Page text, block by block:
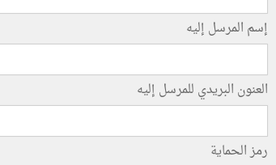
إسم المرسل إليه
العنون البريدي للمرسل إليه
رمز الحماية